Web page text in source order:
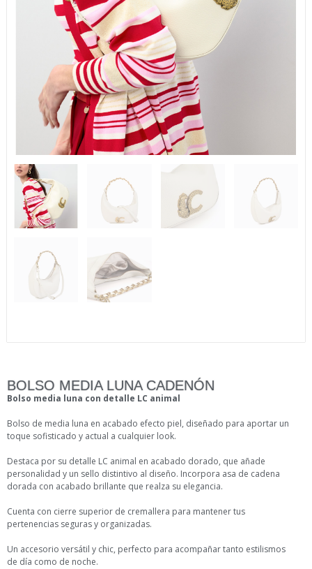
BOLSO MEDIA LUNA CADENÓN
Bolso media luna con detalle LC animal
Bolso de media luna en acabado efecto piel, diseñado para aportar un
toque sofisticado y actual a cualquier look.
Destaca por su detalle LC animal en acabado dorado, que añade
personalidad y un sello distintivo al diseño. Incorpora asa de cadena
dorada con acabado brillante que realza su elegancia.
Cuenta con cierre superior de cremallera para mantener tus
pertenencias seguras y organizadas.
Un accesorio versátil y chic, perfecto para acompañar tanto estilismos
de día como de noche.